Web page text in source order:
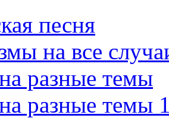
песня
на все
разные темы
разные темы